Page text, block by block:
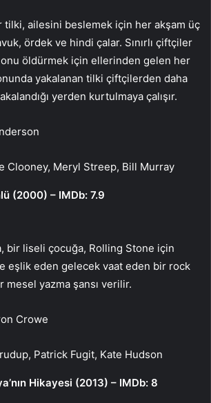
tilki, ailesini beslemek için her akşam üç
ördek ve hindi çalar. Sınırlı çiftçiler
onu öldürmek için ellerinden gelen her
yakalanan tilki çiftçilerden daha
yerden kurtulmaya çalışır.
Clooney, Meryl Streep, Bill Murray
(2000) – IMDb: 7.9
bir liseli çocuğa, Rolling Stone için
eşlik eden gelecek vaat eden bir rock
mesel yazma şansı verilir.
Crowe
Patrick Fugit, Kate Hudson
Hikayesi (2013) – IMDb: 8